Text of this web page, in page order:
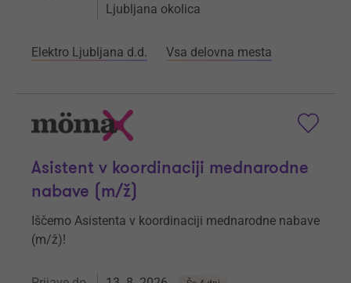
Ljubljana okolica
Elektro Ljubljana d.d. Vsa delovna mesta
Asistent v koordinaciji mednarodne
nabave (m/ž)
Iščemo Asistenta v koordinaciji mednarodne nabave
(m/ž)!